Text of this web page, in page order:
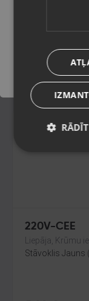
Stāvoklis Jauns
€
220V-CEE
Liepāja, Krūmu
Stāvoklis Jauns